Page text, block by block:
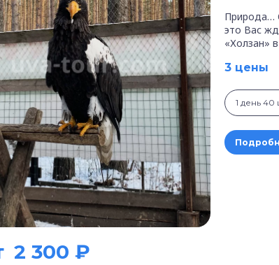
2 300 ₽
Природа…
это Вас
«Холзан»
3 цены
1 день